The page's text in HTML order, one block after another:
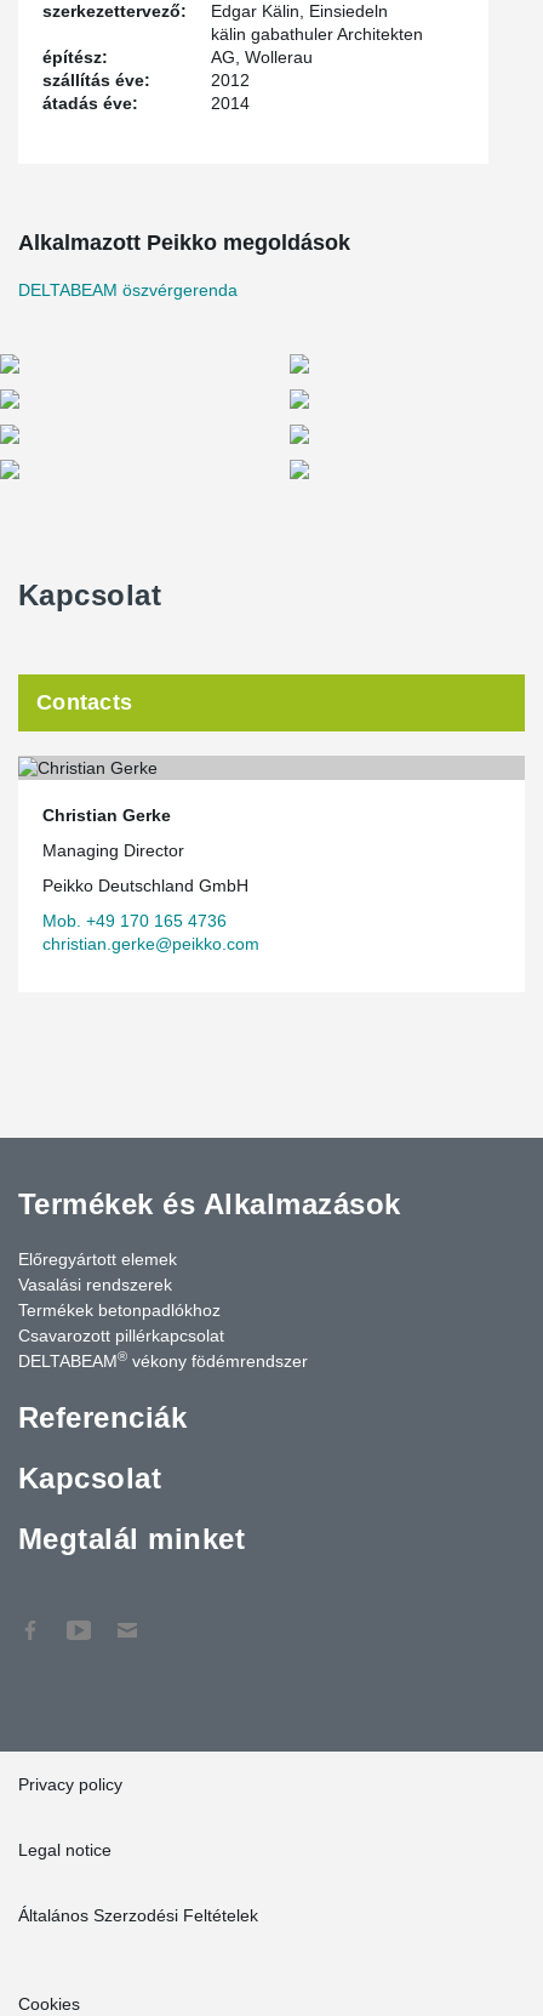
szerkezettervező:
Edgar Kälin, Einsiedeln
építész:
kälin gabathuler Architekten
AG, Wollerau
szállítás éve:
2012
átadás éve:
2014
Alkalmazott Peikko megoldások
DELTABEAM öszvérgerenda
Kapcsolat
Contacts
Christian Gerke
Managing Director
Peikko Deutschland GmbH
Mob. +49 170 165 4736
christian.gerke@peikko.com
Termékek és Alkalmazások
Előregyártott elemek
Vasalási rendszerek
Termékek betonpadlókhoz
Csavarozott pillérkapcsolat
DELTABEAM® vékony födémrendszer
Referenciák
Kapcsolat
Megtalál minket
Privacy policy
Legal notice
Általános Szerzodési Feltételek
Cookies